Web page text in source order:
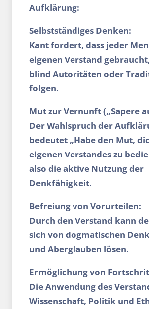
Aufklärung:
Selbstständiges Denken:
Kant fordert, dass jeder
eigenen Verstand
blind Autoritäten oder
folgen.
Mut zur Vernunft („Sapere
Der Wahlspruch der
bedeutet „Habe den Mut,
eigenen Verstandes zu
also die aktive Nutzung der
Denkfähigkeit.
Befreiung von Vorurteilen:
Durch den Verstand kann
sich von dogmatischen
und Aberglauben lösen.
Ermöglichung von
Die Anwendung des
Wissenschaft, Politik und